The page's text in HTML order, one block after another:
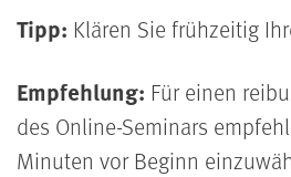
Tipp: Klären Sie frühzeitig
Empfehlung: Für einen
des Online-Seminars
Minuten vor Beginn